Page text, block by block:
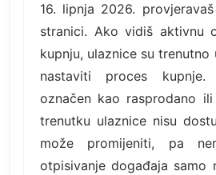
16. lipnja 2026.
stranici. Ako vidiš aktivnu
kupnju, ulaznice su
nastaviti proces
označen kao rasprodano
trenutku ulaznice nisu
može promijeniti, pa
otpisivanje događaja samo